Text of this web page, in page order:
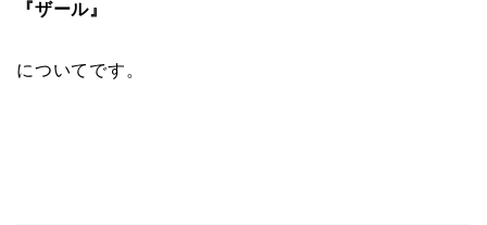
『ザール』
についてです。